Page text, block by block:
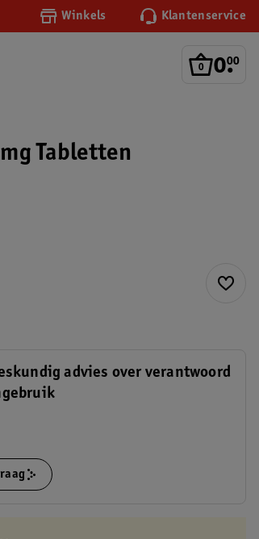
Winkels Klantenservice
0.
00
Tabletten
advies over verantwoord